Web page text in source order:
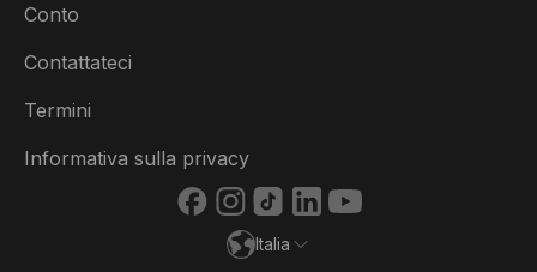
Conto
Contattateci
Termini
Informativa sulla privacy
Italia
Deutschland